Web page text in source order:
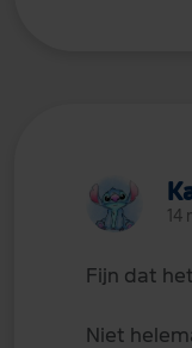
14
Fijn dat
Niet